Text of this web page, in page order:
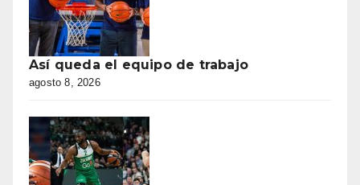
Así queda el equipo de trabajo
agosto 8, 2026